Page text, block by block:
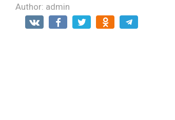
Author: admin